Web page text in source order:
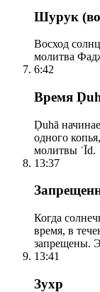
Шурук
Восход
молитва
6:42
Время
Ḍuhā
одного
молитвы ʿĪd.
13:37
Когда
время, в
запрещены.
13:41
Зухр